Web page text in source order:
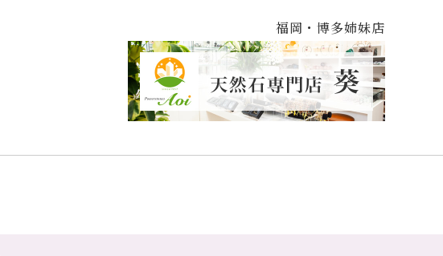
福岡・博多姉妹店